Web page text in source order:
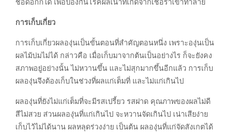
การเก็บเกี่ยว
การเก็บเกี่ยวผลองุ่นเป็นขั้นตอนที่สำคัญตอนหนึ่ง เพราะองุ่นเป็น
ผลไม้บ่มไม่ได้ กล่าวคือ เมื่อเก็บมาจากต้นเป็นอย่างไร ก็จะยังคง
สภาพอยู่อย่างนั้น ไม่หวานขึ้น และไม่สุกมากขึ้นอีกแล้ว การเก็บ
ผลองุ่นจึงต้องเก็บในช่วงที่ผลแก่เต็มที่ และไม่แก่เกินไป
ผลองุ่นที่ยังไม่แก่เต็มที่จะมีรสเปรี้ยว รสฝาด คุณภาพของผลไม่ดี
สีไม่สวย ส่วนผลองุ่นที่แก่เกินไป จะหวานจัดเกินไป เน่าเสียง่าย
เก็บไว้ไม่ได้นาน ผลหลุดร่วงง่าย เป็นต้น ผลองุ่นที่แก่จัดสังเกตได้